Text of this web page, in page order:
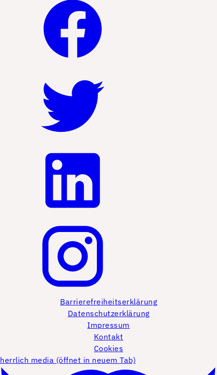
Barrierefreiheitserklärung
Datenschutzerklärung
Impressum
Kontakt
Cookies
herrlich media (öffnet in neuem Tab)